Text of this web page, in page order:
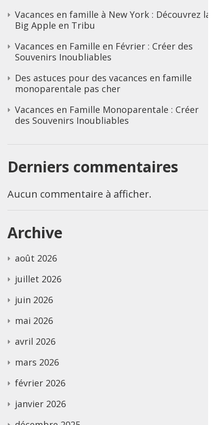
Vacances en famille à New York : Découvrez la
Big Apple en Tribu
Vacances en Famille en Février : Créer des
Souvenirs Inoubliables
Des astuces pour des vacances en famille
monoparentale pas cher
Vacances en Famille Monoparentale : Créer
des Souvenirs Inoubliables
Derniers commentaires
Aucun commentaire à afficher.
Archive
août 2026
juillet 2026
juin 2026
mai 2026
avril 2026
mars 2026
février 2026
janvier 2026